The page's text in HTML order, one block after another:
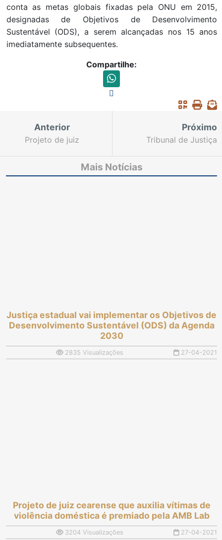
conta as metas globais fixadas pela ONU em 2015,
designadas de Objetivos de Desenvolvimento
Sustentável (ODS), a serem alcançadas nos 15 anos
imediatamente subsequentes.
Compartilhe:
Anterior
Projeto de juiz
vítimas de violência
doméstica é premiado
Próximo
Tribunal de Justiça
magistrados da Capital
Mais Notícias
Justiça estadual vai implementar os Objetivos de
Desenvolvimento Sustentável (ODS) da Agenda
2030
2835 Visualizações 27-04-2021
Projeto de juiz cearense que auxilia vítimas de
violência doméstica é premiado pela AMB Lab
3204 Visualizações 27-04-2021